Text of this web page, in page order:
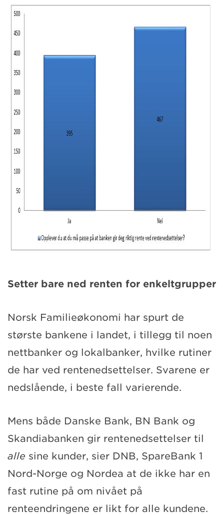
Setter bare ned renten for enkeltgrupper
Norsk Familieøkonomi har spurt de
største bankene i landet, i tillegg til noen
nettbanker og lokalbanker, hvilke rutiner
de har ved rentenedsettelser. Svarene er
nedslående, i beste fall varierende.
Mens både Danske Bank, BN Bank og
Skandiabanken gir rentenedsettelser til
alle sine kunder, sier DNB, SpareBank 1
Nord-Norge og Nordea at de ikke har en
fast rutine på om nivået på
renteendringene er likt for alle kundene.